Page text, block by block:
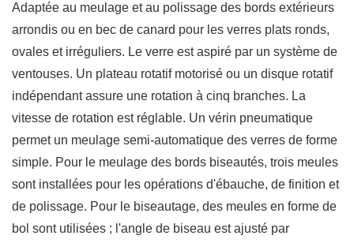
Adaptée au meulage et au polissage des bords extérieurs
arrondis ou en bec de canard pour les verres plats ronds,
ovales et irréguliers. Le verre est aspiré par un système de
ventouses. Un plateau rotatif motorisé ou un disque rotatif
indépendant assure une rotation à cinq branches. La
vitesse de rotation est réglable. Un vérin pneumatique
permet un meulage semi-automatique des verres de forme
simple. Pour le meulage des bords biseautés, trois meules
sont installées pour les opérations d'ébauche, de finition et
de polissage. Pour le biseautage, des meules en forme de
bol sont utilisées ; l'angle de biseau est ajusté par